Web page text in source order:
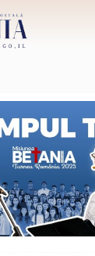
NOI
BETANIA